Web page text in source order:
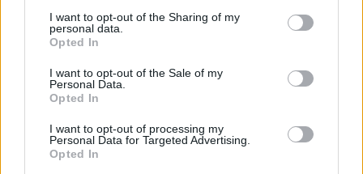
I want to opt-out of the Sharing of my
personal data.
Opted In
I want to opt-out of the Sale of my
Personal Data.
Opted In
I want to opt-out of processing my
Personal Data for Targeted Advertising.
Opted In
Sås behövs egentligen inte, men jag hade en liten klick
Fetaostkräm
1 förpackning med fetaost